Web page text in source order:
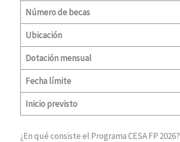
Número de becas
Ubicación
Dotación mensual
Fecha límite
Inicio previsto
¿En qué consiste el Programa CESA FP 2026?